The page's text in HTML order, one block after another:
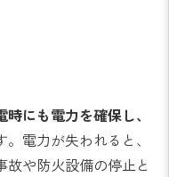
時にも電力を確保し、
。電力が失われると、
や防火設備の停止と